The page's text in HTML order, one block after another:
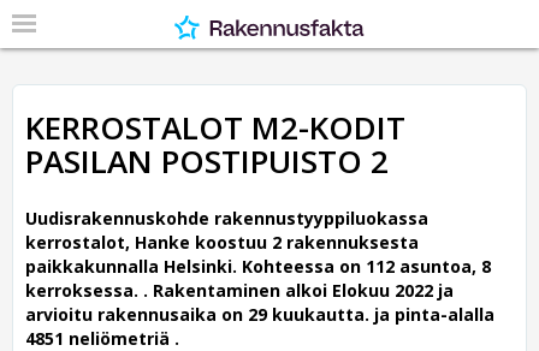
KERROSTALOT M2-KODIT
PASILAN POSTIPUISTO 2
Uudisrakennuskohde rakennustyyppiluokassa
kerrostalot, Hanke koostuu 2 rakennuksesta
paikkakunnalla Helsinki. Kohteessa on 112 asuntoa, 8
kerroksessa. . Rakentaminen alkoi Elokuu 2022 ja
arvioitu rakennusaika on 29 kuukautta. ja pinta-alalla
4851 neliömetriä .